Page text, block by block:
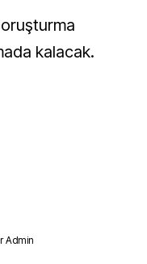
kalacak.
Admin